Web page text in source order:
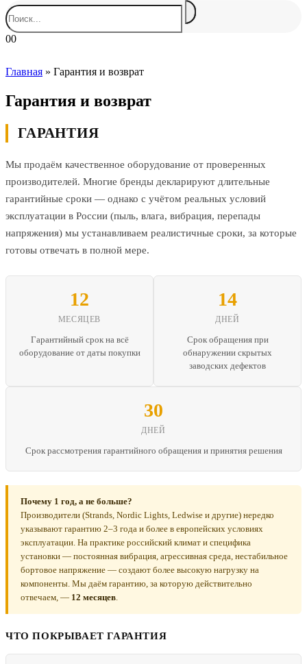
00
Главная » Гарантия и возврат
Гарантия и возврат
ГАРАНТИЯ
Мы продаём качественное оборудование от проверенных
производителей. Многие бренды декларируют длительные
гарантийные сроки — однако с учётом реальных условий
эксплуатации в России (пыль, влага, вибрация, перепады
напряжения) мы устанавливаем реалистичные сроки, за которые
готовы отвечать в полной мере.
12
МЕСЯЦЕВ
Гарантийный срок на всё
оборудование от даты покупки
14
ДНЕЙ
Срок обращения при
обнаружении скрытых
заводских дефектов
30
ДНЕЙ
Срок рассмотрения гарантийного обращения и принятия решения
Почему 1 год, а не больше?
Производители (Strands, Nordic Lights, Ledwise и другие) нередко
указывают гарантию 2–3 года и более в европейских условиях
эксплуатации. На практике российский климат и специфика
установки — постоянная вибрация, агрессивная среда, нестабильное
бортовое напряжение — создают более высокую нагрузку на
компоненты. Мы даём гарантию, за которую действительно
отвечаем, — 12 месяцев
ЧТО ПОКРЫВАЕТ ГАРАНТИЯ